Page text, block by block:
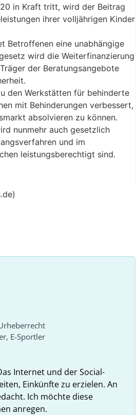
in Kraft tritt, wird der Beitrag
ihrer volljährigen Kinder
Betroffenen eine unabhängige
wird die Weiterfinanzierung
der Beratungsangebote
den Werkstätten für behinderte
mit Behinderungen verbessert,
absolvieren zu können.
nunmehr auch gesetzlich
und im
leistungsberechtigt sind.
E-Sportler
Internet und der Social-
Einkünfte zu erzielen. An
Ich möchte diese
anregen.